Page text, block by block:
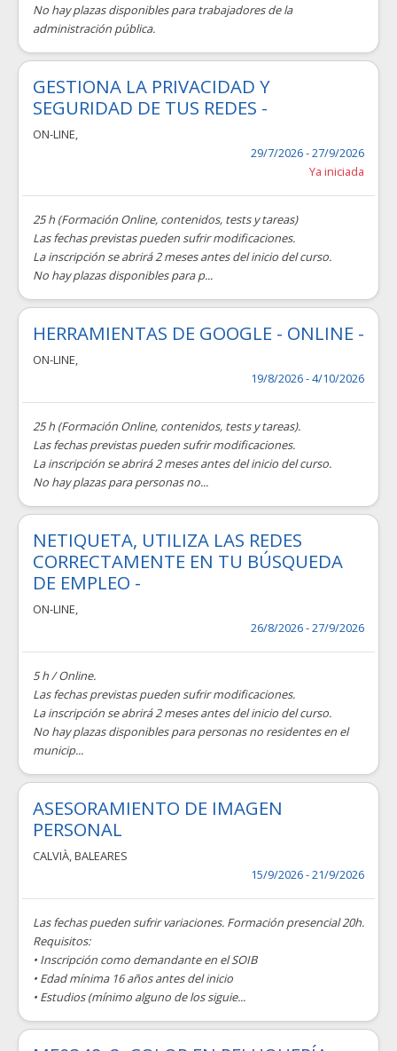
No hay plazas disponibles para trabajadores de la
administración pública.
GESTIONA LA PRIVACIDAD Y
SEGURIDAD DE TUS REDES -
ON-LINE,
29/7/2026 - 27/9/2026
Ya iniciada
25 h (Formación Online, contenidos, tests y tareas)
Las fechas previstas pueden sufrir modificaciones.
La inscripción se abrirá 2 meses antes del inicio del curso.
No hay plazas disponibles para p...
HERRAMIENTAS DE GOOGLE - ONLINE -
ON-LINE,
19/8/2026 - 4/10/2026
25 h (Formación Online, contenidos, tests y tareas).
Las fechas previstas pueden sufrir modificaciones.
La inscripción se abrirá 2 meses antes del inicio del curso.
No hay plazas para personas no...
NETIQUETA, UTILIZA LAS REDES
CORRECTAMENTE EN TU BÚSQUEDA
DE EMPLEO -
ON-LINE,
26/8/2026 - 27/9/2026
5 h / Online.
Las fechas previstas pueden sufrir modificaciones.
La inscripción se abrirá 2 meses antes del inicio del curso.
No hay plazas disponibles para personas no residentes en el
municip...
ASESORAMIENTO DE IMAGEN
PERSONAL
CALVIÀ,BALEARES
15/9/2026 - 21/9/2026
Las fechas pueden sufrir variaciones. Formación presencial 20h.
Requisitos:
• Inscripción como demandante en el SOIB
• Edad mínima 16 años antes del inicio
• Estudios (mínimo alguno de los siguie...